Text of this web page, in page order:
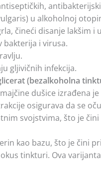
u alkoholnoj
čineći disanje lakšim i
i virusa.
gljivičnih infekcija.
(bezalkoholna
dušice izrađena
osigurava da se
svojstvima, što je čini
kao bazu, što je čini
tinkturi. Ova